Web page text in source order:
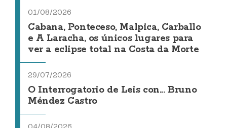
01/08/2026
Cabana, Ponteceso, Malpica, Carballo
e A Laracha, os únicos lugares para
ver a eclipse total na Costa da Morte
29/07/2026
O Interrogatorio de Leis con... Bruno
Méndez Castro